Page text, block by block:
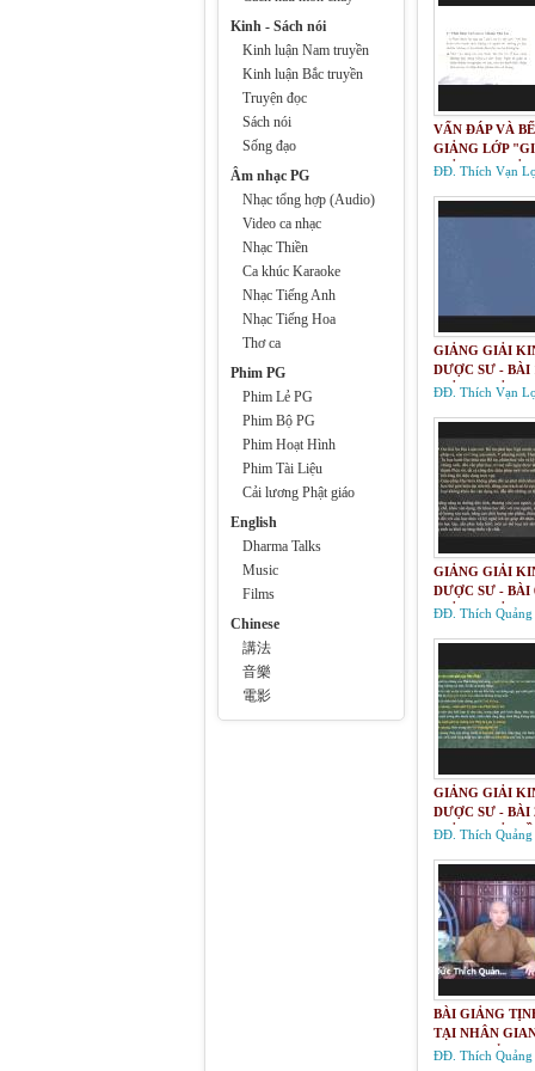
Kinh - Sách nói
Kinh luận Nam truyền
Kinh luận Bắc truyền
Truyện đọc
Sách nói
Sống đạo
Âm nhạc PG
Nhạc tổng hợp (Audio)
Video ca nhạc
Nhạc Thiền
Ca khúc Karaoke
Nhạc Tiếng Anh
Nhạc Tiếng Hoa
Thơ ca
Phim PG
Phim Lẻ PG
Phim Bộ PG
Phim Hoạt Hình
Phim Tài Liệu
Cải lương Phật giáo
English
Dharma Talks
Music
Films
Chinese
講法
音樂
電影
VẤN ĐÁP VÀ BẾ
GIẢNG LỚP
GIẢI KINH BẢN
DƯỢC SƯ LƯU
ĐĐ. Thích Vạn
GIẢNG GIẢI
DƯỢC SƯ - BÀI
GIẢNG GIẢI
ĐỨC DƯỢC SƯ
LY QUANG
ĐĐ. Thích Vạn
GIẢNG GIẢI
DƯỢC SƯ - BÀI
GIẢNG GIẢI
ĐỨC DƯỢC SƯ
LY QUANG
ĐĐ. Thích Quảng
GIẢNG GIẢI
DƯỢC SƯ - BÀI
GIẢNG GIẢI VỀ
ĐỨC DƯỢC SƯ
LY QUANG
ĐĐ. Thích Quảng
BÀI GIẢNG
TẠI NHÂN
10/TƯ TƯỞNG
ĐĐ. Thích Quảng